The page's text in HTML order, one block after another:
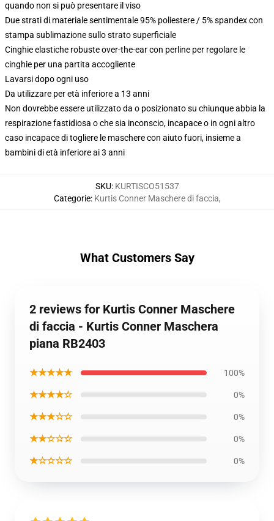
quando non si può presentare il viso
Due strati di materiale sentimentale 95% poliestere / 5% spandex con
stampa sublimazione sullo strato superficiale
Cinghie elastiche robuste over-the-ear con perline per regolare le
cinghie per una partita accogliente
Lavarsi dopo ogni uso
Da utilizzare per età inferiore a 13 anni
Non dovrebbe essere utilizzato da o posizionato su chiunque abbia la
respirazione fastidiosa o che sia inconscio, incapace o in ogni altro
caso incapace di togliere le maschere con aiuto fuori, insieme a
bambini di età inferiore ai 3 anni
SKU: KURTISCO51537
Categorie: Kurtis Conner Maschere di faccia,
What Customers Say
2 reviews for Kurtis Conner Maschere
di faccia - Kurtis Conner Maschera
piana RB2403
★★★★★ 100%
★★★★☆ 0%
★★★☆☆ 0%
★★☆☆☆ 0%
★☆☆☆☆ 0%